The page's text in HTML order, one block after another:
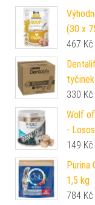
(30 x
467 Kč
330 Kč
Wolf of
-
149 Kč
Purina
1,5 kg
784 Kč